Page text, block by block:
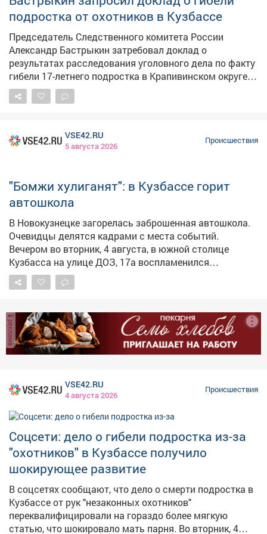
счёл их достаточными для вынесения
обвинительного приговора. Мужчину приговорили к
вступило в законную силу и может быть обжаловано.
подростка от охотников в Кузбассе
Председатель Следственного комитета России
Александр Бастрыкин затребовал доклад о
результатах расследования уголовного дела по факту
гибели 17-летнего подростка в Крапивинском округе.
Поводом для вмешательства главы ведомства стали
публикации в СМИ, в которых родственники
Выстрелили охотники якобы с близкого расстояния с
использованием фонаря и тепловизора. Родственники
перепутать человека с мелким животным, и
опасаются, что виновные могут избежать
справедливого наказания. Ранее по данному факту
следователи расследовали уголовное дело в
отношении трёх лиц. Им предъявлено обвинение по
статье 109 УК РФ (причинение смерти по
неосторожности) и статье 258 УК РФ (незаконная
охота). Недавно им продлили арест в СИЗО. Фото:
соцсети
VSE42.RU
5 августа 2026
Происшествия
"Бомжи хулиганят": в Кузбассе горит
автошкола
В Новокузнецке загорелась заброшенная автошкола.
Очевидцы делятся кадрами с места событий.
Вечером во вторник, 4 августа, в южной столице
Кузбасса на улице ДОЗ, 17а воспламенился
заброшенный дом. По сообщениям пользователей
соцсетей, горит бывшая автошкола, а виноваты,
всёне могут сменить место проживания, – сказал
местный житель. Другой горожанин указал, что видел
там днём во вторник старшеклассников.
реклама
VSE42.RU
4 августа 2026
Происшествия
Соцсети: дело о гибели подростка из-за
"охотников" в Кузбассе получило
шокирующее развитие
В соцсетях сообщают, что дело о смерти подростка в
Кузбассе от рук "незаконных охотников"
переквалифицировали на гораздо более мягкую
статью, что шокировало мать парня. Во вторник, 4